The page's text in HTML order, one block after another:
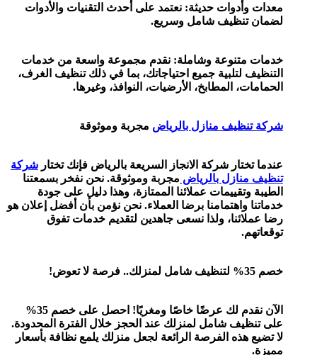
حديثة: نعتمد على أحدث التقنيات والأدوات
شامل وسريع.
وشاملة: نقدم مجموعة واسعة من خدمات
جميع احتياجاتك، بما في ذلك تنظيف الغرف،
المطابخ، الأرضيات، النوافذ، وغيرها.
منازل بالرياضمجربة وموثوقة
شركة الانجاز السريعة بالرياض فإنك تختار شركة
بالرياض مجربة وموثوقة. نحن نفخر بسمعتنا
عملائنا الممتازة، وهذا دليل على جودة
برضا العملاء. نحن نؤمن بأن أفضل إعلان هو
ولذا نسعى جاهدين لتقديم خدمات تفوق
الآن نقدم لك عرضًا خاصًا ومغريًا! احصل على خصم 35%
شامل لمنزلك عند الحجز خلال الفترة المحدودة.
الفرصة الرائعة لجعل منزلك يلمع نظافة بأسعار